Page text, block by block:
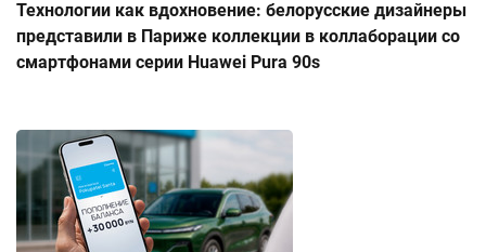
Технологии как вдохновение: белорусские дизайнеры
представили в Париже коллекции в коллаборации со
смартфонами серии Huawei Pura 90s